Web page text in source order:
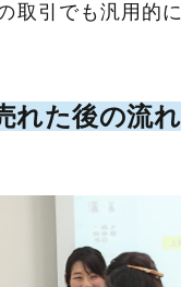
取引でも汎用的
れた後の流れ